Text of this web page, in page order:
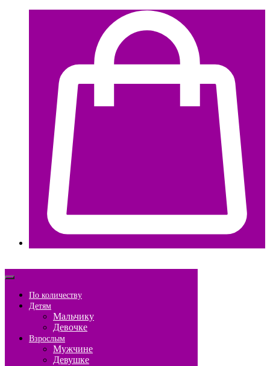
По количеству
Детям
Мальчику
Девочке
Взрослым
Мужчине
Девушке